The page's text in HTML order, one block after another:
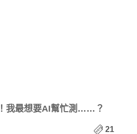
我最想要AI幫忙測……？
21